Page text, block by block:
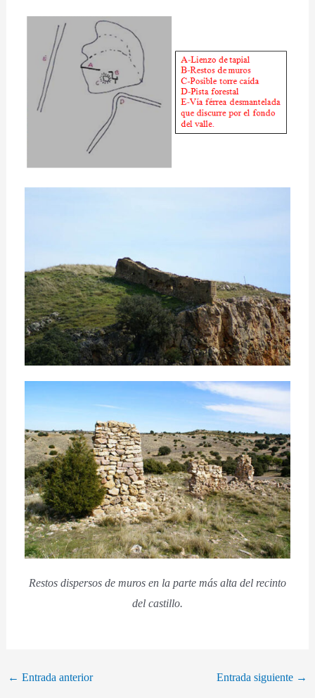
Restos dispersos de muros en la parte más alta del recinto
del castillo.
← Entrada anterior Entrada siguiente →